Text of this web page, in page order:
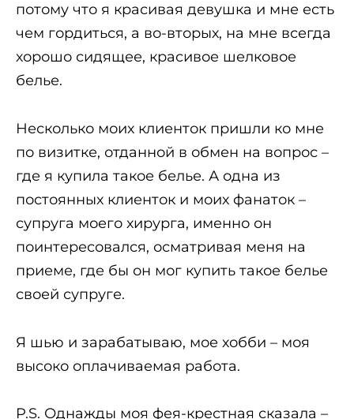
потому что я красивая девушка и мне есть
чем гордиться, а во-вторых, на мне всегда
хорошо сидящее, красивое шелковое
белье.
Несколько моих клиенток пришли ко мне
по визитке, отданной в обмен на вопрос –
где я купила такое белье. А одна из
постоянных клиенток и моих фанаток –
супруга моего хирурга, именно он
поинтересовался, осматривая меня на
приеме, где бы он мог купить такое белье
своей супруге.
Я шью и зарабатываю, мое хобби – моя
высоко оплачиваемая работа.
P.S. Однажды моя фея-крестная сказала –